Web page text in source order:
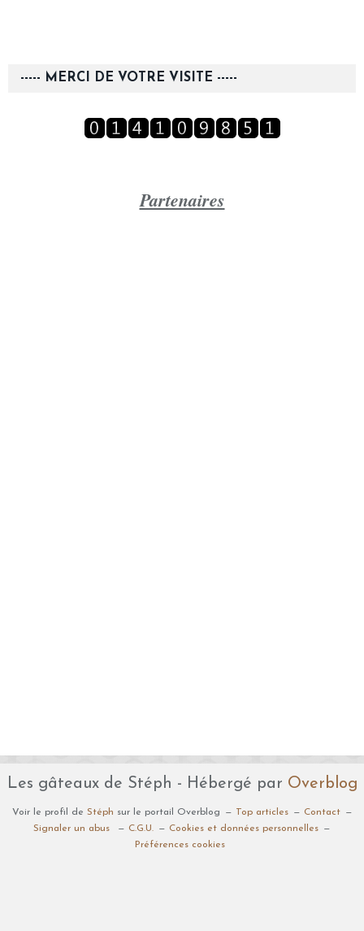
----- MERCI DE VOTRE VISITE -----
Partenaires
Les gâteaux de Stéph - Hébergé par Overblog
Voir le profil de Stéph sur le portail Overblog Top articles
Contact
Signaler un abus
C.G.U.
Cookies et données personnelles
Préférences cookies